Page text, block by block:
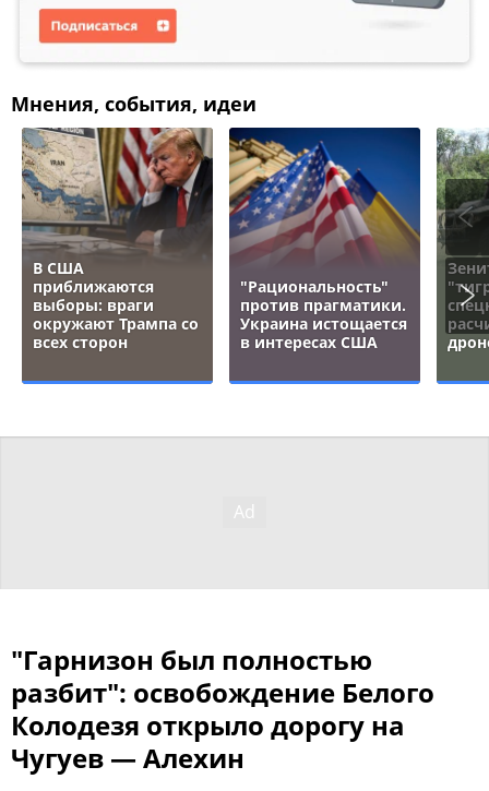
Мнения, события, идеи
В США
приближаются
выборы: враги
окружают Трампа со
всех сторон
"Рациональность"
против прагматики.
Украина истощается
в интересах США
"Гарнизон был полностью
разбит": освобождение Белого
Колодезя открыло дорогу на
Чугуев — Алехин